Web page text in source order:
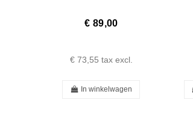
€ 89,00
€ 73,55 tax excl.
In winkelwagen